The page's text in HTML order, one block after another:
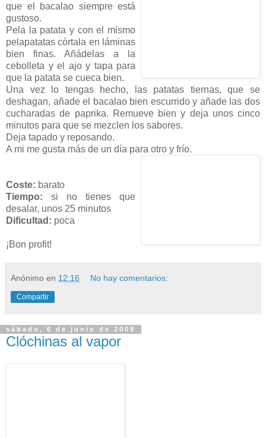
que el bacalao siempre está
gustoso.
Pela la patata y con el mismo
pelapatatas córtala en láminas
bien finas. Añádelas a la
cebolleta y el ajo y tapa para
que la patata se cueca bien.
Una vez lo tengas hecho, las patatas tiernas, que se
deshagan, añade el bacalao bien escurrido y añade las dos
cucharadas de paprika. Remueve bien y deja unos cinco
minutos para que se mezclen los sabores.
Deja tapado y reposando.
A mi me gusta más de un día para otro y frío.
Coste: barato
Tiempo: si no tienes que
desalar, unos 25 minutos
Dificultad: poca
¡Bon profit!
Anónimo en 12:16 No hay comentarios:
Compartir
sábado, 6 de junio de 2009
Clóchinas al vapor